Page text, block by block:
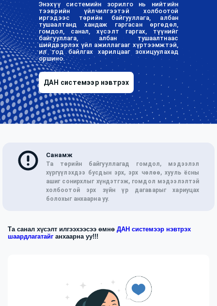
Энэхүү системийн зорилго нь нийтийн
тээврийн үйлчилгээтэй холбоотой
иргэдээс төрийн байгууллага, албан
тушаалтанд хандаж гаргасан өргөдөл,
гомдол, санал, хүсэлт гаргах, түүнийг
байгууллага, албан тушаалтнаас
шийдвэрлэх үйл ажиллагааг хүртээмжтэй,
ил тод байлгах харилцааг зохицуулахад
оршино.
ДАН системээр нэвтрэх
Санамж
Та төрийн байгууллагад гомдол, мэдээлэл
хүргүүлэхдээ бусдын эрх, эрх чөлөө, хууль ёсны
ашиг сонирхлыг хүндэтгэж, гомдол мэдээлэлтэй
холбоотой эрх зүйн үр дагаварыг хариуцах
болохыг анхаарна уу.
Та санал хүсэлт илгээхээсээ өмнө ДАН системээр нэвтрэх
шаардлагатайг анхаарна уу!!!